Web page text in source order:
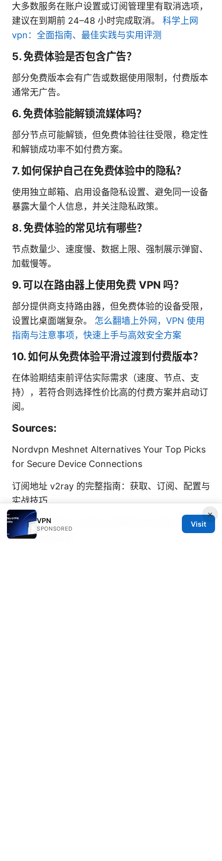
大多数服务在账户设置或订阅管理里有取消选项，
建议在到期前 24–48 小时完成取消。 科学上网
vpn：全面指南、最佳实践与实用评测
5. 免费体验是否包含广告？
部分免费版本会有广告或数据使用限制，付费版本
通常无广告。
6. 免费体验能解锁流媒体吗？
部分节点可能解锁，但免费体验往往受限，稳定性
和解锁成功率不如付费方案。
7. 如何保护自己在免费体验中的隐私？
使用独立邮箱、启用设备隐私设置、避免同一设备
暴露大量个人信息，并关注隐私政策。
8. 免费体验的常见坑有哪些？
节点数量少、速度慢、数据上限、强制展示弹窗、
加载慢等。
9. 可以在路由器上使用免费 VPN 吗？
部分提供商支持路由器，但免费体验的设备受限，
设置比桌面端复杂。 怎么翻墙上外网，VPN 使用
指南与注意事项，快速上手与高效安全方案
10. 如何从免费体验平滑过渡到付费版本？
在体验期结束前评估实际需求（速度、节点、支
持），若符合则选择性价比高的付费方案并启动订
阅。
Sources:
Nordvpn Meshnet Alternatives Your Top Picks
for Secure Device Connections
订阅地址 v2ray 的完整指南：获取、订阅、配置与
实战技巧
Vpn ios推荐在iOS设备上的最佳VPN指南：隐私、
速度与解锁并重
×
VPN
SPONSORED
Visit